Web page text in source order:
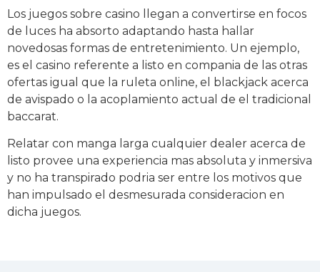
Los juegos sobre casino llegan a convertirse en focos
de luces ha absorto adaptando hasta hallar
novedosas formas de entretenimiento. Un ejemplo,
es el casino referente a listo en compania de las otras
ofertas igual que la ruleta online, el blackjack acerca
de avispado o la acoplamiento actual de el tradicional
baccarat.
Relatar con manga larga cualquier dealer acerca de
listo provee una experiencia mas absoluta y inmersiva
y no ha transpirado podria ser entre los motivos que
han impulsado el desmesurada consideracion en
dicha juegos.